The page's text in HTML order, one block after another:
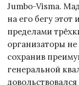
Jumbo-Visma.
на его бегу
пределами
организаторы
сохранив
генеральной